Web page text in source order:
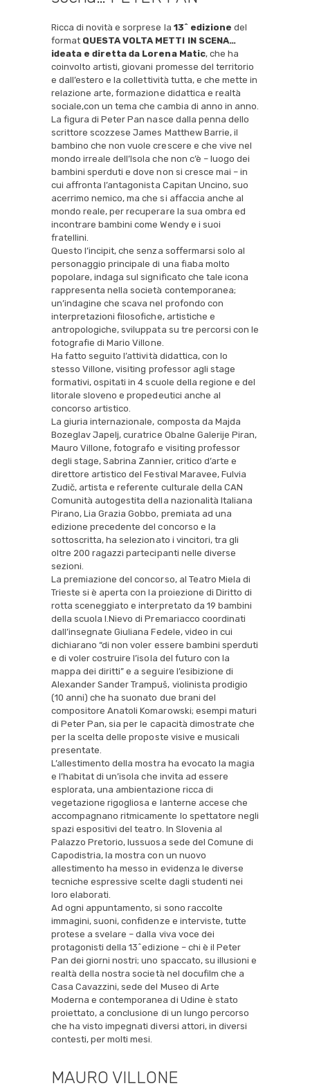
Ricca di novità e sorprese la 13^ edizione del
format QUESTA VOLTA METTI IN SCENA…
ideata e diretta da Lorena Matic, che ha
coinvolto artisti, giovani promesse del territorio
e dall’estero e la collettività tutta, e che mette in
relazione arte, formazione didattica e realtà
sociale,con un tema che cambia di anno in anno.
La figura di Peter Pan nasce dalla penna dello
scrittore scozzese James Matthew Barrie, il
bambino che non vuole crescere e che vive nel
mondo irreale dell’Isola che non c’è – luogo dei
bambini sperduti e dove non si cresce mai – in
cui affronta l’antagonista Capitan Uncino, suo
acerrimo nemico, ma che si affaccia anche al
mondo reale, per recuperare la sua ombra ed
incontrare bambini come Wendy e i suoi
fratellini.
Questo l’incipit, che senza soffermarsi solo al
personaggio principale di una fiaba molto
popolare, indaga sul significato che tale icona
rappresenta nella società contemporanea;
un’indagine che scava nel profondo con
interpretazioni filosofiche, artistiche e
antropologiche, sviluppata su tre percorsi con le
fotografie di Mario Villone.
Ha fatto seguito l’attività didattica, con lo
stesso Villone, visiting professor agli stage
formativi, ospitati in 4 scuole della regione e del
litorale sloveno e propedeutici anche al
concorso artistico.
La giuria internazionale, composta da Majda
Bozeglav Japelj, curatrice Obalne Galerije Piran,
Mauro Villone, fotografo e visiting professor
degli stage, Sabrina Zannier, critico d’arte e
direttore artistico del Festival Maravee, Fulvia
Zudič, artista e referente culturale della CAN
Comunità autogestita della nazionalità Italiana
Pirano, Lia Grazia Gobbo, premiata ad una
edizione precedente del concorso e la
sottoscritta, ha selezionato i vincitori, tra gli
oltre 200 ragazzi partecipanti nelle diverse
sezioni.
La premiazione del concorso, al Teatro Miela di
Trieste si è aperta con la proiezione di Diritto di
rotta sceneggiato e interpretato da 19 bambini
della scuola I.Nievo di Premariacco coordinati
dall’insegnate Giuliana Fedele, video in cui
dichiarano “di non voler essere bambini sperduti
e di voler costruire l’isola del futuro con la
mappa dei diritti” e a seguire l’esibizione di
Alexander Sander Trampuš, violinista prodigio
(10 anni) che ha suonato due brani del
compositore Anatoli Komarowski; esempi maturi
di Peter Pan, sia per le capacità dimostrate che
per la scelta delle proposte visive e musicali
presentate.
L’allestimento della mostra ha evocato la magia
e l’habitat di un’isola che invita ad essere
esplorata, una ambientazione ricca di
vegetazione rigogliosa e lanterne accese che
accompagnano ritmicamente lo spettatore negli
spazi espositivi del teatro. In Slovenia al
Palazzo Pretorio, lussuosa sede del Comune di
Capodistria, la mostra con un nuovo
allestimento ha messo in evidenza le diverse
tecniche espressive scelte dagli studenti nei
loro elaborati.
Ad ogni appuntamento, si sono raccolte
immagini, suoni, confidenze e interviste, tutte
protese a svelare – dalla viva voce dei
protagonisti della 13^edizione – chi è il Peter
Pan dei giorni nostri; uno spaccato, su illusioni e
realtà della nostra società nel docufilm che a
Casa Cavazzini, sede del Museo di Arte
Moderna e contemporanea di Udine è stato
proiettato, a conclusione di un lungo percorso
che ha visto impegnati diversi attori, in diversi
contesti, per molti mesi.
MAURO VILLONE